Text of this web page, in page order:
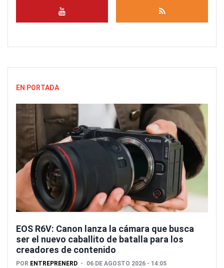
EN PORTADA
EOS R6V: Canon lanza la cámara que busca
ser el nuevo caballito de batalla para los
creadores de contenido
POR ENTREPRENERD 06 DE AGOSTO 2026 - 14:05